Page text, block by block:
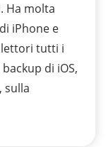
Ha molta
iPhone e
lettori tutti i
di iOS,
sulla